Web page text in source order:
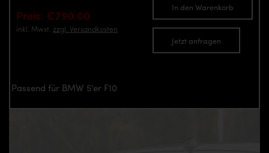
Preis: €790.00
inkl. Mwst. zzgl. Versandkosten
In den Warenkorb
Jetzt anfragen
Passend für BMW 5'er F10